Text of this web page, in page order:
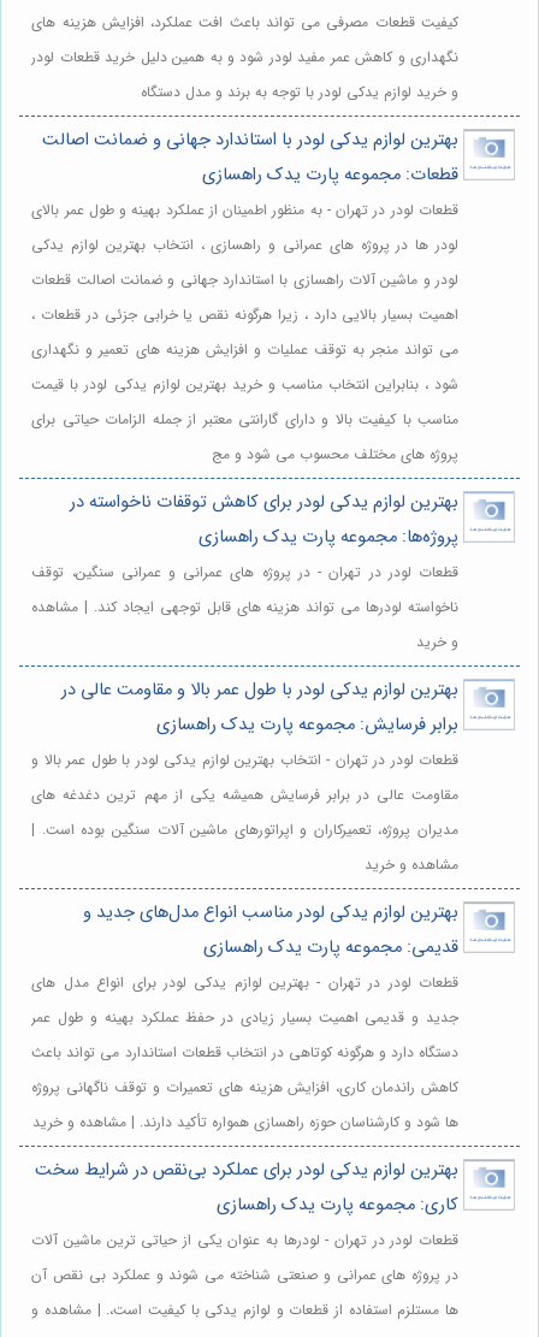
کیفیت قطعات مصرفی می تواند باعث افت عملکرد، افزایش هزینه های
نگهداری و کاهش عمر مفید لودر شود و به همین دلیل خرید قطعات لودر
و خرید لوازم یدکی لودر با توجه به برند و مدل دستگاه
بهترین لوازم یدکی لودر با استاندارد جهانی و ضمانت اصالت
قطعات: مجموعه پارت یدک راهسازی
قطعات لودر در تهران - به منظور اطمینان از عملکرد بهینه و طول عمر بالای
لودر ها در پروژه های عمرانی و راهسازی ، انتخاب بهترین لوازم یدکی
لودر و ماشین آلات راهسازی با استاندارد جهانی و ضمانت اصالت قطعات
اهمیت بسیار بالایی دارد ، زیرا هرگونه نقص یا خرابی جزئی در قطعات ،
می تواند منجر به توقف عملیات و افزایش هزینه های تعمیر و نگهداری
شود ، بنابراین انتخاب مناسب و خرید بهترین لوازم یدکی لودر با قیمت
مناسب با کیفیت بالا و دارای گارانتی معتبر از جمله الزامات حیاتی برای
پروژه های مختلف محسوب می شود و مج
بهترین لوازم یدکی لودر برای کاهش توقفات ناخواسته در
پروژه‌ها: مجموعه پارت یدک راهسازی
قطعات لودر در تهران - در پروژه های عمرانی و عمرانی سنگین، توقف
ناخواسته لودرها می تواند هزینه های قابل توجهی ایجاد کند. | مشاهده
و خرید
بهترین لوازم یدکی لودر با طول عمر بالا و مقاومت عالی در
برابر فرسایش: مجموعه پارت یدک راهسازی
قطعات لودر در تهران - انتخاب بهترین لوازم یدکی لودر با طول عمر بالا و
مقاومت عالی در برابر فرسایش همیشه یکی از مهم ترین دغدغه های
مدیران پروژه، تعمیرکاران و اپراتورهای ماشین آلات سنگین بوده است. |
مشاهده و خرید
بهترین لوازم یدکی لودر مناسب انواع مدل‌های جدید و
قدیمی: مجموعه پارت یدک راهسازی
قطعات لودر در تهران - بهترین لوازم یدکی لودر برای انواع مدل های
جدید و قدیمی اهمیت بسیار زیادی در حفظ عملکرد بهینه و طول عمر
دستگاه دارد و هرگونه کوتاهی در انتخاب قطعات استاندارد می تواند باعث
کاهش راندمان کاری، افزایش هزینه های تعمیرات و توقف ناگهانی پروژه
ها شود و کارشناسان حوزه راهسازی همواره تأکید دارند. | مشاهده و خرید
بهترین لوازم یدکی لودر برای عملکرد بی‌نقص در شرایط سخت
کاری: مجموعه پارت یدک راهسازی
قطعات لودر در تهران - لودرها به عنوان یکی از حیاتی ترین ماشین آلات
در پروژه های عمرانی و صنعتی شناخته می شوند و عملکرد بی نقص آن
ها مستلزم استفاده از قطعات و لوازم یدکی با کیفیت است،. | مشاهده و